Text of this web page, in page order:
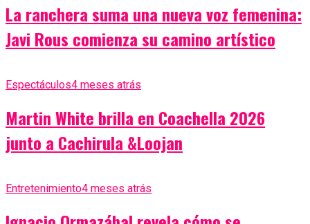
La ranchera suma una nueva voz femenina:
Javi Rous comienza su camino artístico
Espectáculos4 meses atrás
Martin White brilla en Coachella 2026
junto a Cachirula &Loojan
Entretenimiento4 meses atrás